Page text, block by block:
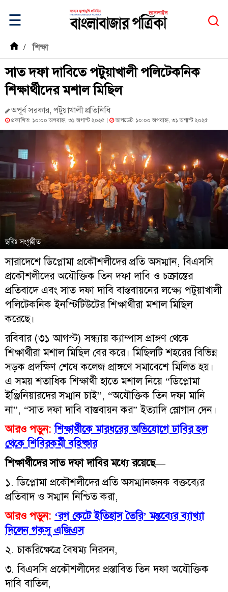
☰
/ শিক্ষা
সাত দফা দাবিতে পটুয়াখালী পলিটেকনিক
শিক্ষার্থীদের মশাল মিছিল
অপূর্ব সরকার, পটুয়াখালী প্রতিনিধি
প্রকাশিত: ১০:০০ অপরাহ্ন, ৩১ অগাস্ট ২০২৫ | আপডেট: ১০:০০ অপরাহ্ন, ৩১ অগাস্ট ২০২৫
ছবিঃ সংগৃহীত
সারাদেশে ডিপ্লোমা প্রকৌশলীদের প্রতি অসম্মান, বিএসসি
প্রকৌশলীদের অযৌক্তিক তিন দফা দাবি ও চক্রান্তের
প্রতিবাদে এবং সাত দফা দাবি বাস্তবায়নের লক্ষ্যে পটুয়াখালী
পলিটেকনিক ইনস্টিটিউটের শিক্ষার্থীরা মশাল মিছিল
করেছে।
রবিবার (৩১ আগস্ট) সন্ধ্যায় ক্যাম্পাস প্রাঙ্গণ থেকে
শিক্ষার্থীরা মশাল মিছিল বের করে। মিছিলটি শহরের বিভিন্ন
সড়ক প্রদক্ষিণ শেষে কলেজ প্রাঙ্গণে সমাবেশে মিলিত হয়।
এ সময় শতাধিক শিক্ষার্থী হাতে মশাল নিয়ে “ডিপ্লোমা
ইঞ্জিনিয়ারদের সম্মান চাই”, “অযৌক্তিক তিন দফা মানি
না”, “সাত দফা দাবি বাস্তবায়ন কর” ইত্যাদি স্লোগান দেন।
আরও পড়ুন: শিক্ষার্থীকে মারধরের অভিযোগে ঢাবির হল
থেকে শিবিরকর্মী বহিষ্কার
শিক্ষার্থীদের সাত দফা দাবির মধ্যে রয়েছে—
১. ডিপ্লোমা প্রকৌশলীদের প্রতি অসম্মানজনক বক্তব্যের
প্রতিবাদ ও সম্মান নিশ্চিত করা,
আরও পড়ুন: ‘রগ কেটে ইতিহাস তৈরি’ মন্তব্যের ব্যাখ্যা
দিলেন গকসু এজিএস
২. চাকরিক্ষেত্রে বৈষম্য নিরসন,
৩. বিএসসি প্রকৌশলীদের প্রস্তাবিত তিন দফা অযৌক্তিক
দাবি বাতিল,